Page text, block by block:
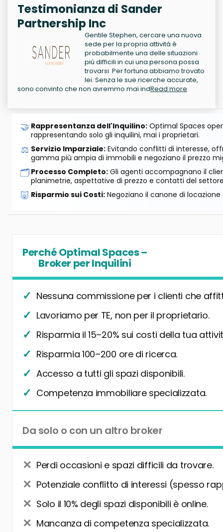
Testimonianza di Sander
Partnership Inc
Gentile Stephen, cercare una nuova
sede per la propria attività è
probabilmente una delle situazioni
più difficili in cui una persona possa
trovarsi. Per fortuna abbiamo trovato
lei. Senza le sue ricerche accurate,
sono convinto che non avremmo mai indRead more
🤝 Rappresentanza dell'Inquilino: Optimal Spaces
rappresentando solo gli inquilini, mai i proprietari.
⚖️ Servizio Imparziale: Evitando conflitti di interesse,
gamma più ampia di immobili e negoziano il prezzo
🗂️Processo Completo: Gli agenti accompagnano il
planimetrie, aspettative di prezzo e contatti del
🐷 Risparmio sui Costi: Negoziano il canone di
Perché Optimal Spaces –
Broker per Inquilini
Nessuna commissione per i clienti che
Lavoriamo per TE, non per il proprietario.
Risparmia il 15–20% sui costi della tua
Risparmia 100–200 ore di ricerca.
Accesso a tutti gli spazi disponibili.
Competenza immobiliare specializzata.
Da solo o con un altro broker
Perdi occasioni e spazi difficili da trovare.
Potenziale conflitto di interessi (spesso
Solo il 10% degli spazi disponibili è online.
Mancanza di competenza specializzata.